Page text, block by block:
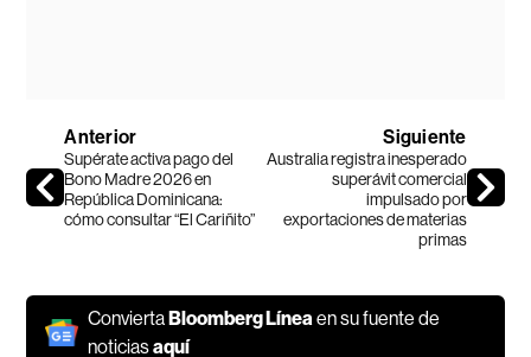
Anterior
Supérate activa pago del
Bono Madre 2026 en
República Dominicana:
cómo consultar “El Cariñito”
Siguiente
Australia registra inesperado
superávit comercial
impulsado por
exportaciones de materias
primas
ConviertaBloomberg Línea en su fuente de
noticiasaquí